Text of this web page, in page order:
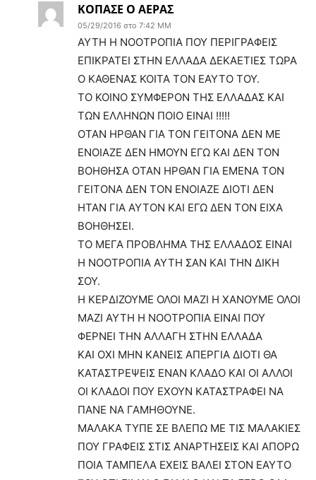
ΚΟΠΑΣΕ Ο ΑΕΡΑΣ
05/29/2016 στο 7:42 ΜΜ
ΑΥΤΗ Η ΝΟΟΤΡΟΠΙΑ ΠΟΥ ΠΕΡΙΓΡΑΦΕΙΣ
ΕΠΙΚΡΑΤΕΙ ΣΤΗΝ ΕΛΛΑΔΑ ΔΕΚΑΕΤΙΕΣ ΤΩΡΑ
Ο ΚΑΘΕΝΑΣ ΚΟΙΤΑ ΤΟΝ ΕΑΥΤΟ ΤΟΥ.
ΤΟ ΚΟΙΝΟ ΣΥΜΦΕΡΟΝ ΤΗΣ ΕΛΛΑΔΑΣ ΚΑΙ
ΤΩΝ ΕΛΛΗΝΩΝ ΠΟΙΟ ΕΙΝΑΙ !!!!!
ΟΤΑΝ ΗΡΘΑΝ ΓΙΑ ΤΟΝ ΓΕΙΤΟΝΑ ΔΕΝ ΜΕ
ΕΝΟΙΑΖΕ ΔΕΝ ΗΜΟΥΝ ΕΓΩ ΚΑΙ ΔΕΝ ΤΟΝ
ΒΟΗΘΗΣΑ ΟΤΑΝ ΗΡΘΑΝ ΓΙΑ ΕΜΕΝΑ ΤΟΝ
ΓΕΙΤΟΝΑ ΔΕΝ ΤΟΝ ΕΝΟΙΑΖΕ ΔΙΟΤΙ ΔΕΝ
ΗΤΑΝ ΓΙΑ ΑΥΤΟΝ ΚΑΙ ΕΓΩ ΔΕΝ ΤΟΝ ΕΙΧΑ
ΒΟΗΘΗΣΕΙ.
ΤΟ ΜΕΓΑ ΠΡΟΒΛΗΜΑ ΤΗΣ ΕΛΛΑΔΟΣ ΕΙΝΑΙ
Η ΝΟΟΤΡΟΠΙΑ ΑΥΤΗ ΣΑΝ ΚΑΙ ΤΗΝ ΔΙΚΗ
ΣΟΥ.
Η ΚΕΡΔΙΖΟΥΜΕ ΟΛΟΙ ΜΑΖΙ Η ΧΑΝΟΥΜΕ ΟΛΟΙ
ΜΑΖΙ ΑΥΤΗ Η ΝΟΟΤΡΟΠΙΑ ΕΙΝΑΙ ΠΟΥ
ΦΕΡΝΕΙ ΤΗΝ ΑΛΛΑΓΗ ΣΤΗΝ ΕΛΛΑΔΑ
ΚΑΙ ΟΧΙ ΜΗΝ ΚΑΝΕΙΣ ΑΠΕΡΓΙΑ ΔΙΟΤΙ ΘΑ
ΚΑΤΑΣΤΡΕΨΕΙΣ ΕΝΑΝ ΚΛΑΔΟ ΚΑΙ ΟΙ ΑΛΛΟΙ
ΟΙ ΚΛΑΔΟΙ ΠΟΥ ΕΧΟΥΝ ΚΑΤΑΣΤΡΑΦΕΙ ΝΑ
ΠΑΝΕ ΝΑ ΓΑΜΗΘΟΥΝΕ.
ΜΑΛΑΚΑ ΤΥΠΕ ΣΕ ΒΛΕΠΩ ΜΕ ΤΙΣ ΜΑΛΑΚΙΕΣ
ΠΟΥ ΓΡΑΦΕΙΣ ΣΤΙΣ ΑΝΑΡΤΗΣΕΙΣ ΚΑΙ ΑΠΟΡΩ
ΠΟΙΑ ΤΑΜΠΕΛΑ ΕΧΕΙΣ ΒΑΛΕΙ ΣΤΟΝ ΕΑΥΤΟ